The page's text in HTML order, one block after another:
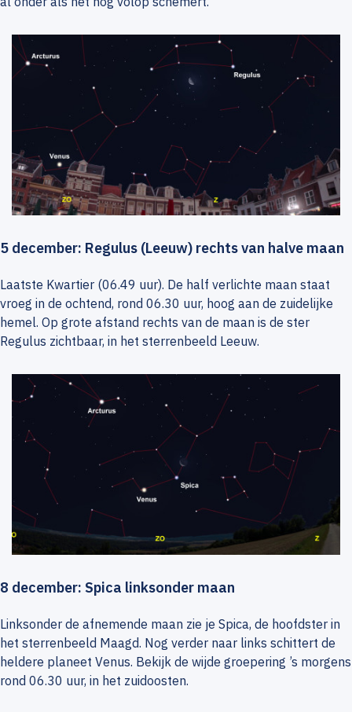
5 december: Regulus (Leeuw) rechts van halve maan
Laatste Kwartier (06.49 uur). De half verlichte maan staat
vroeg in de ochtend, rond 06.30 uur, hoog aan de zuidelijke
hemel. Op grote afstand rechts van de maan is de ster
Regulus zichtbaar, in het sterrenbeeld Leeuw.
8 december: Spica linksonder maan
Linksonder de afnemende maan zie je Spica, de hoofdster in
het sterrenbeeld Maagd. Nog verder naar links schittert de
heldere planeet Venus. Bekijk de wijde groepering ’s morgens
rond 06.30 uur, in het zuidoosten.